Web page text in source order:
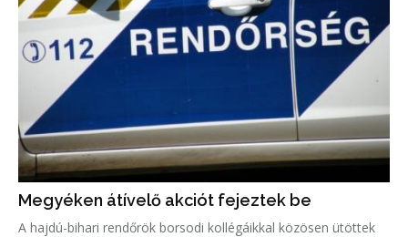
Megyéken átívelő akciót fejeztek be
A hajdú-bihari rendőrök borsodi kollégáikkal közösen ütöttek